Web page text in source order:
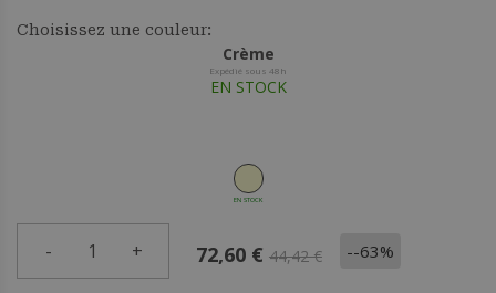
Choisissez une couleur:
Crème
Expédié sous 48h
EN STOCK
EN STOCK
- 1 + 72,60 € 44,42 € --63%